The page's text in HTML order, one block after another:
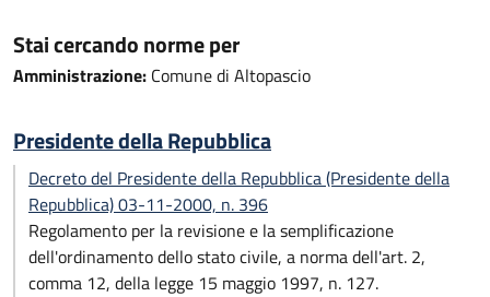
Stai cercando norme per
Amministrazione: Comune di Altopascio
Presidente della Repubblica
Decreto del Presidente della Repubblica (Presidente della
Repubblica) 03-11-2000, n. 396
Regolamento per la revisione e la semplificazione
dell'ordinamento dello stato civile, a norma dell'art. 2,
comma 12, della legge 15 maggio 1997, n. 127.